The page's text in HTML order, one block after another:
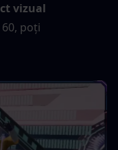
vizual
poți